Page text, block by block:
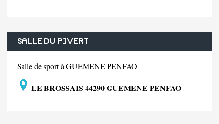
SALLE DU PIVERT
Salle de sport à GUEMENE PENFAO
LE BROSSAIS 44290 GUEMENE PENFAO